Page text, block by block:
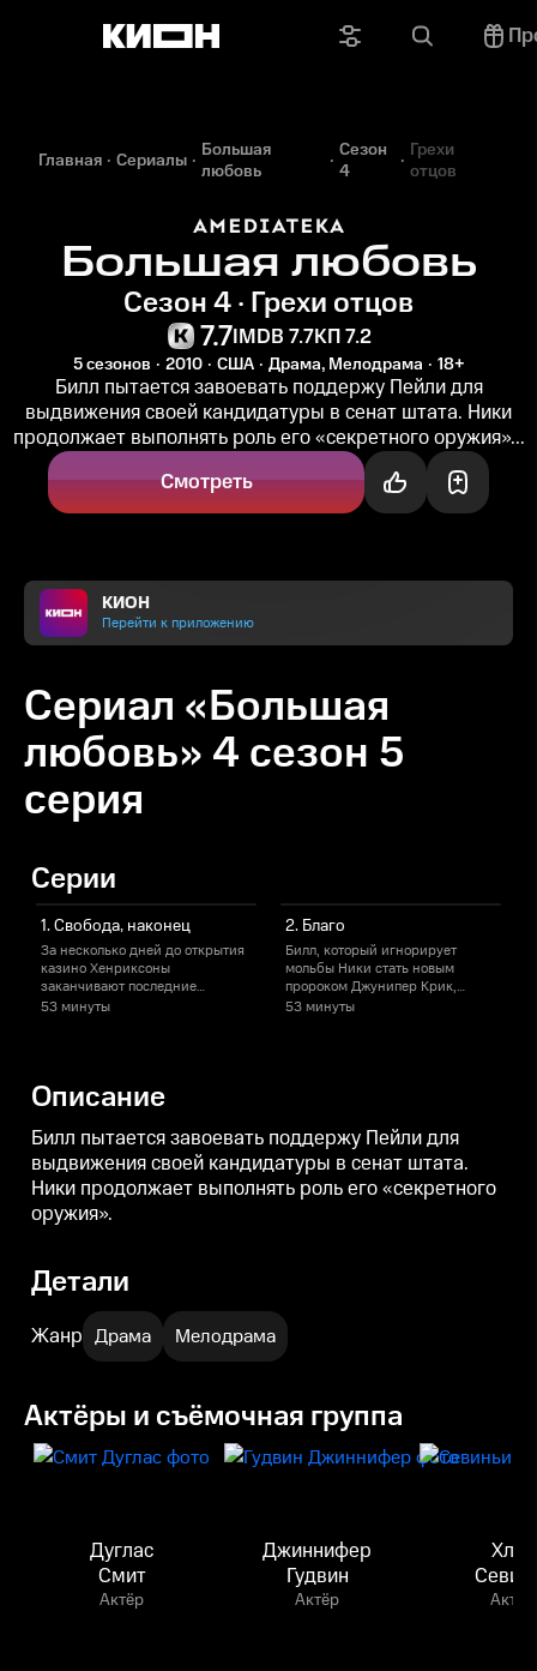
Главная Сериалы
Большая
любовь
Сезон
4
Грехи
отцов
Большая любовь
Сезон 4 · Грехи отцов
7.7IMDB 7.7КП 7.2
5 сезонов 2010 США Драма, Мелодрама 18+
Билл пытается завоевать поддержу Пейли для
выдвижения своей кандидатуры в сенат штата. Ники
продолжает выполнять роль его «секретного оружия»...
Смотреть
КИОН
Перейти к приложению
Сериал «Большая
любовь» 4 сезон 5
серия
Серии
1. Свобода, наконец
За несколько дней до открытия
казино Хенриксоны
заканчивают последние
приготовления под
53 минуты
2. Благо
Билл, который игнорирует
мольбы Ники стать новым
пророком Джунипер Крик,
подумывает выдвинуть свою
53 минуты
Описание
Билл пытается завоевать поддержу Пейли для
выдвижения своей кандидатуры в сенат штата.
Ники продолжает выполнять роль его «секретного
оружия».
Детали
Жанр Драма Мелодрама
Актёры и съёмочная группа
Дуглас
Смит
Актёр
Джиннифер
Гудвин
Актёр
Хлоя
Актёр